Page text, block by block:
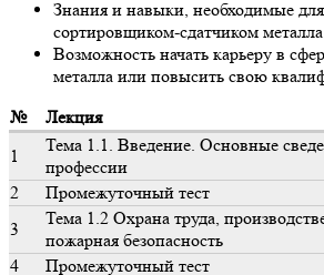
Знания и навыки, необходимые
сортировщиком-сдатчиком
Возможность начать карьеру в
металла или повысить свою
№
Лекция
1
Тема 1.1. Введение. Основные
профессии
2
Промежуточный тест
3
Тема 1.2 Охрана труда,
пожарная безопасность
4
Промежуточный тест